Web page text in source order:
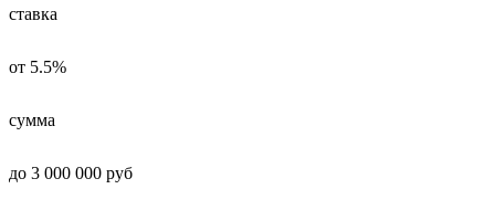
ставка
от 5.5%
сумма
до 3 000 000 руб